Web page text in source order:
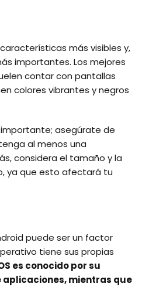
más visibles y,
importantes. Los mejores
contar con pantallas
colores vibrantes y negros
asegúrate de
al menos una
considera el tamaño y la
ya que esto afectará tu
puede ser un factor
tiene sus propias
es conocido por su
aplicaciones, mientras que